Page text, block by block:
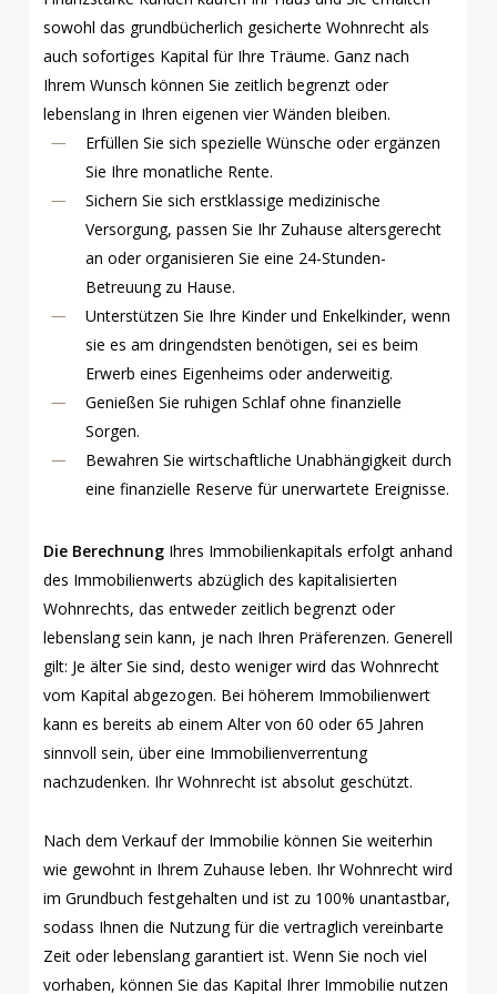
sowohl das grundbücherlich gesicherte Wohnrecht als
auch sofortiges Kapital für Ihre Träume. Ganz nach
Ihrem Wunsch können Sie zeitlich begrenzt oder
lebenslang in Ihren eigenen vier Wänden bleiben.
Erfüllen Sie sich spezielle Wünsche oder ergänzen
Sie Ihre monatliche Rente.
Sichern Sie sich erstklassige medizinische
Versorgung, passen Sie Ihr Zuhause altersgerecht
an oder organisieren Sie eine 24-Stunden-
Betreuung zu Hause.
Unterstützen Sie Ihre Kinder und Enkelkinder, wenn
sie es am dringendsten benötigen, sei es beim
Erwerb eines Eigenheims oder anderweitig.
Genießen Sie ruhigen Schlaf ohne finanzielle
Sorgen.
Bewahren Sie wirtschaftliche Unabhängigkeit durch
eine finanzielle Reserve für unerwartete Ereignisse.
Die BerechnungIhres Immobilienkapitals erfolgt anhand
des Immobilienwerts abzüglich des kapitalisierten
Wohnrechts, das entweder zeitlich begrenzt oder
lebenslang sein kann, je nach Ihren Präferenzen. Generell
gilt: Je älter Sie sind, desto weniger wird das Wohnrecht
vom Kapital abgezogen. Bei höherem Immobilienwert
kann es bereits ab einem Alter von 60 oder 65 Jahren
sinnvoll sein, über eine Immobilienverrentung
nachzudenken. Ihr Wohnrecht ist absolut geschützt.
Nach dem Verkauf der Immobilie können Sie weiterhin
wie gewohnt in Ihrem Zuhause leben. Ihr Wohnrecht wird
im Grundbuch festgehalten und ist zu 100% unantastbar,
sodass Ihnen die Nutzung für die vertraglich vereinbarte
Zeit oder lebenslang garantiert ist. Wenn Sie noch viel
vorhaben, können Sie das Kapital Ihrer Immobilie nutzen